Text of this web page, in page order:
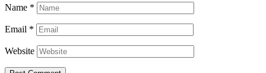
Name *
Email *
Website